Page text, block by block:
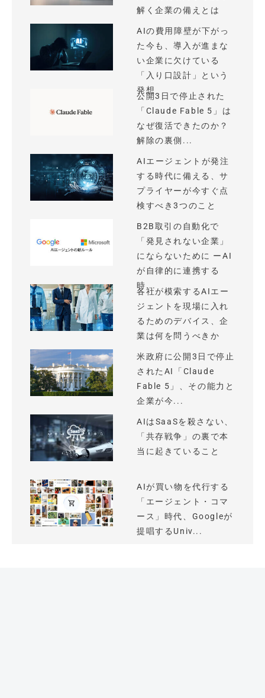
解く企業の備えとは
AIの費用障壁が下がっ
た今も、導入が進まな
い企業に欠けている
「入り口設計」という
発想
公開3日で停止された
「Claude Fable 5」は
なぜ復活できたのか？
解除の裏側...
AIエージェントが発注
する時代に備える、サ
プライヤーが今すぐ点
検すべき3つのこと
B2B取引の自動化で
「発見されない企業」
にならないために ーAI
が自律的に連携する
時...
各社が模索するAIエー
ジェントを現場に入れ
るためのデバイス、企
業は何を問うべきか
米政府に公開3日で停止
されたAI「Claude
Fable 5」、その能力と
企業が今...
AIはSaaSを殺さない、
「共存戦争」の裏で本
当に起きていること
AIが買い物を代行する
「エージェント・コマ
ース」時代、Googleが
提唱するUniv...